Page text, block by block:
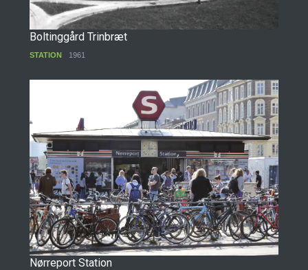
Boltinggård Trinbræt
STATION 1961
Nørreport Station